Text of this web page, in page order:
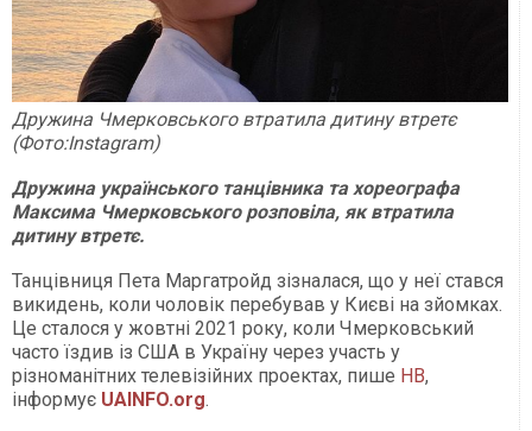
Дружина Чмерковського втратила дитину втретє
(Фото:Instagram)
Дружина українського танцівника та хореографа
Максима Чмерковського розповіла, як втратила
дитину втретє.
Танцівниця Пета Маргатройд зізналася, що у неї стався
викидень, коли чоловік перебував у Києві на зйомках.
Це сталося у жовтні 2021 року, коли Чмерковський
часто їздив із США в Україну через участь у
різноманітних телевізійних проектах, пише НВ,
інформує UAINFO.org.